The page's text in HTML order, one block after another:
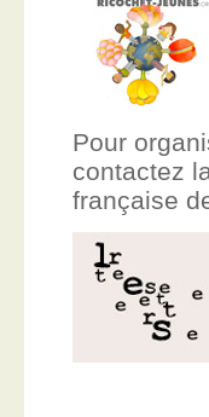
Pour
contactez
française